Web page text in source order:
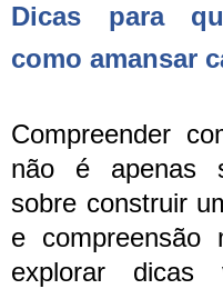
Dicas para
como amansar
Compreender
não é apenas
sobre construir
e compreensão
explorar dicas